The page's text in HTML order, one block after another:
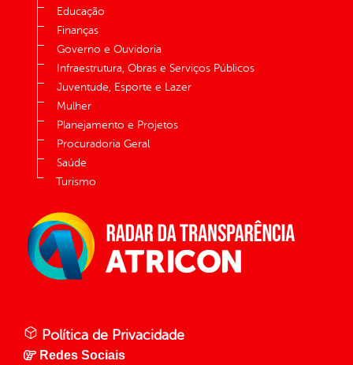
Educação
Finanças
Governo e Ouvidoria
Infraestrutura, Obras e Serviços Públicos
Juventude, Esporte e Lazer
Mulher
Planejamento e Projetos
Procuradoria Geral
Saúde
Turismo
Política de Privacidade
Redes Sociais